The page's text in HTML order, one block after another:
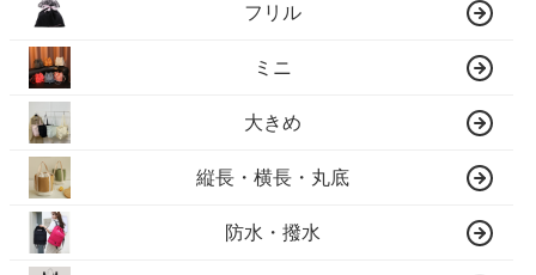
フリル
ミニ
大きめ
縦長・横長・丸底
防水・撥水